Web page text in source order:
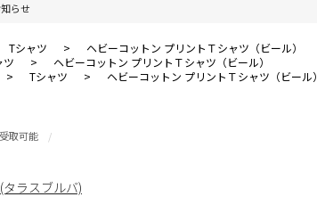
らせ
Tシャツ >
ヘビーコットン プリントＴシャツ（ビール）
ツ >
ヘビーコットン プリントＴシャツ（ビール）
> Tシャツ > ヘビーコットン プリントＴシャツ（ビール）
取可能
タラスブルバ)